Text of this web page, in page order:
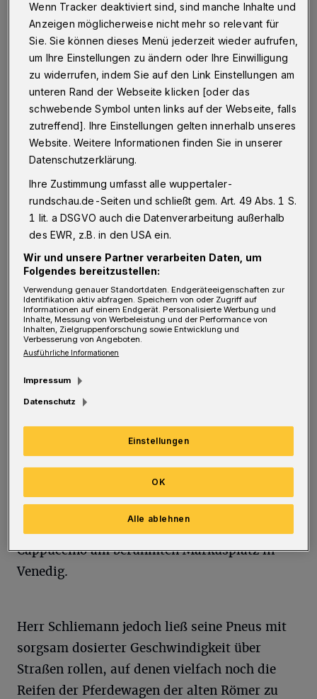
Von Roderich Trapp
D iese Woche setze ich
verkehrssanktionstechnisch noch einen
drauf. Und zwar mit der Untat des nächsten
Rundschau-Kollegen, den wir aus Gründen,
Schliemann nennen wollen.
Herr Schliemann bereiste vor genau einem
Jahr mit Gattin und Auto die historisch
bedeutsame Touristenregion rund um Neapel.
Ein flirrrender kampanischer
Frühsommertraum, geprägt von
Sonnenschein, knuspriger Pizza, mediterranen
Fischgerichten, leichten Weißweinen und dem
ständigen Blick aufs Tacho. Schließlich weiß
man, dass der Italiener zwar die schnellsten
Sportwagen in Europa baut, gleichzeitig aber
auch über die strengsten
Geschwindigkeitskontrollen samt
drakonischer Strafen verfügt. Ein Paradoxon,
das schon manchen Touristen noch kälter
erwischt hat als die Preise für einen
Cappuccino am berühmten Markusplatz in
Venedig.
Herr Schliemann jedoch ließ seine Pneus mit
sorgsam dosierter Geschwindigkeit über
Straßen rollen, auf denen vielfach noch die
Reifen der Pferdewagen der alten Römer zu
Wenn Tracker deaktiviert sind, sind manche Inhalte und
Anzeigen möglicherweise nicht mehr so relevant für
Sie. Sie können dieses Menü jederzeit wieder aufrufen,
um Ihre Einstellungen zu ändern oder Ihre Einwilligung
zu widerrufen, indem Sie auf den Link Einstellungen am
unteren Rand der Webseite klicken [oder das
schwebende Symbol unten links auf der Webseite, falls
zutreffend]. Ihre Einstellungen gelten innerhalb unseres
Website. Weitere Informationen finden Sie in unserer
Datenschutzerklärung.
Ihre Zustimmung umfasst alle wuppertaler-
rundschau.de-Seiten und schließt gem. Art. 49 Abs. 1 S.
1 lit. a DSGVO auch die Datenverarbeitung außerhalb
des EWR, z.B. in den USA ein.
Wir und unsere Partner verarbeiten Daten, um
Folgendes bereitzustellen:
Verwendung genauer Standortdaten. Endgeräteeigenschaften zur
Identifikation aktiv abfragen. Speichern von oder Zugriff auf
Informationen auf einem Endgerät. Personalisierte Werbung und
Inhalte, Messung von Werbeleistung und der Performance von
Inhalten, Zielgruppenforschung sowie Entwicklung und
Verbesserung von Angeboten.
Ausführliche Informationen
Impressum
Datenschutz
Einstellungen
Alle ablehnen
OK